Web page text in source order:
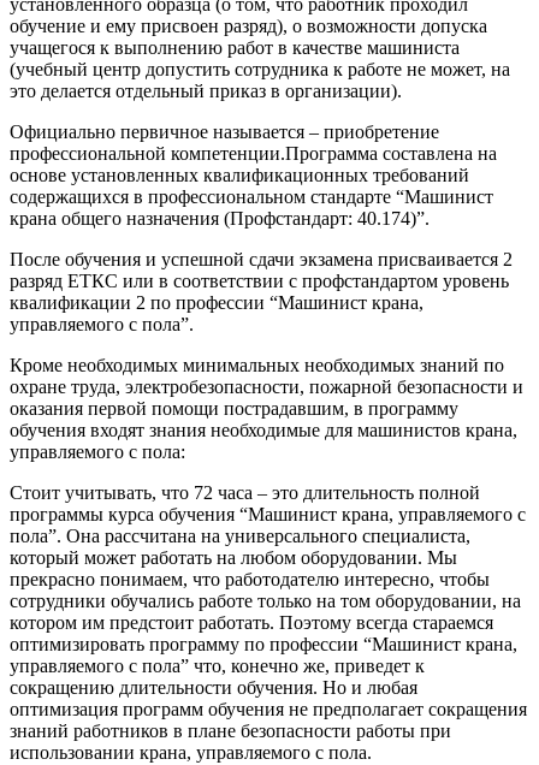
установленного образца (о том, что работник проходил
обучение и ему присвоен разряд), о возможности допуска
учащегося к выполнению работ в качестве машиниста
(учебный центр допустить сотрудника к работе не может, на
это делается отдельный приказ в организации).
Официально первичное называется – приобретение
профессиональной компетенции.Программа составлена на
основе установленных квалификационных требований
содержащихся в профессиональном стандарте “Машинист
крана общего назначения (Профстандарт: 40.174)”.
После обучения и успешной сдачи экзамена присваивается 2
разряд ЕТКС или в соответствии с профстандартом уровень
квалификации 2 по профессии “Машинист крана,
управляемого с пола”.
Кроме необходимых минимальных необходимых знаний по
охране труда, электробезопасности, пожарной безопасности и
оказания первой помощи пострадавшим, в программу
обучения входят знания необходимые для машинистов крана,
управляемого с пола:
Стоит учитывать, что 72 часа – это длительность полной
программы курса обучения “Машинист крана, управляемого с
пола”. Она рассчитана на универсального специалиста,
который может работать на любом оборудовании. Мы
прекрасно понимаем, что работодателю интересно, чтобы
сотрудники обучались работе только на том оборудовании, на
котором им предстоит работать. Поэтому всегда стараемся
оптимизировать программу по профессии “Машинист крана,
управляемого с пола” что, конечно же, приведет к
сокращению длительности обучения. Но и любая
оптимизация программ обучения не предполагает сокращения
знаний работников в плане безопасности работы при
использовании крана, управляемого с пола.